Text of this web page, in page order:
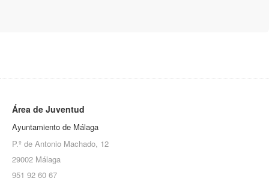
Área de Juventud
Ayuntamiento de Málaga
P.º de Antonio Machado, 12
29002 Málaga
951 92 60 67